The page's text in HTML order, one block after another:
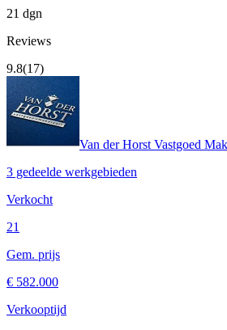
21 dgn
Reviews
9.8(17)
Van der Horst Vastgoed
3 gedeelde werkgebieden
Verkocht
21
Gem. prijs
€ 582.000
Verkooptijd